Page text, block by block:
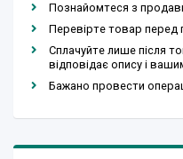
Познайомтеся з
Перевірте товар перед
Сплачуйте лише після
відповідає опису і
Бажано провести